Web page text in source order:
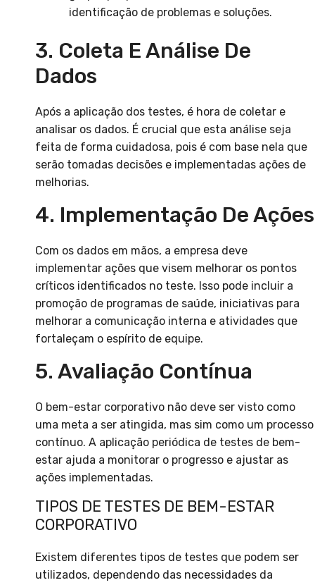
identificação de problemas e soluções.
3. Coleta E Análise De
Dados
Após a aplicação dos testes, é hora de coletar e
analisar os dados. É crucial que esta análise seja
feita de forma cuidadosa, pois é com base nela que
serão tomadas decisões e implementadas ações de
melhorias.
4. Implementação De Ações
Com os dados em mãos, a empresa deve
implementar ações que visem melhorar os pontos
críticos identificados no teste. Isso pode incluir a
promoção de programas de saúde, iniciativas para
melhorar a comunicação interna e atividades que
fortaleçam o espírito de equipe.
5. Avaliação Contínua
O bem-estar corporativo não deve ser visto como
uma meta a ser atingida, mas sim como um processo
contínuo. A aplicação periódica de testes de bem-
estar ajuda a monitorar o progresso e ajustar as
ações implementadas.
TIPOS DE TESTES DE BEM-ESTAR
CORPORATIVO
Existem diferentes tipos de testes que podem ser
utilizados, dependendo das necessidades da